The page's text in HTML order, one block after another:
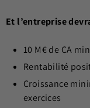
Et l’entreprise
10 M€ de CA
Rentabilité
Croissance
exercices